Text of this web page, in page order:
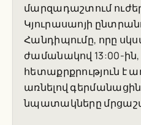
մարզադաշտում
Կյուրասաոյի
Հանդիպումը, որը
ժամանակով 13:00-ին,
հետաքրքրություն է
առնելով
նպատակները